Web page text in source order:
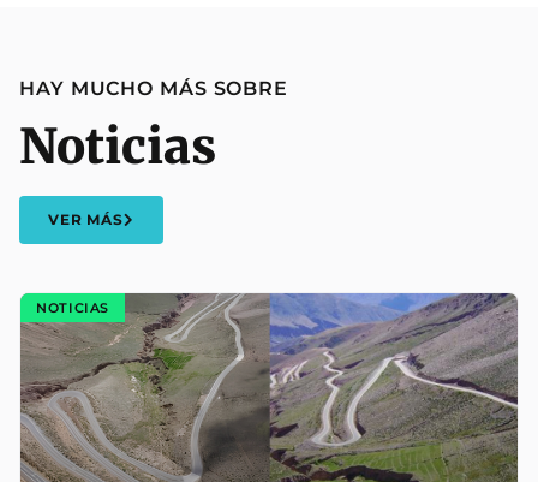
HAY MUCHO MÁS SOBRE
Noticias
VER MÁS
NOTICIAS